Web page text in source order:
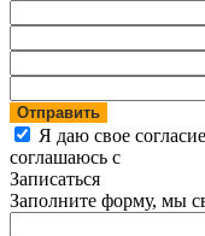
Отправить
Я даю свое
соглашаюсь с
Записаться
Заполните форму, мы